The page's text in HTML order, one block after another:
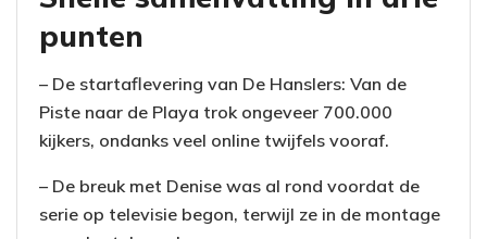
punten
– De startaflevering van De Hanslers: Van de
Piste naar de Playa trok ongeveer 700.000
kijkers, ondanks veel online twijfels vooraf.
– De breuk met Denise was al rond voordat de
serie op televisie begon, terwijl ze in de montage